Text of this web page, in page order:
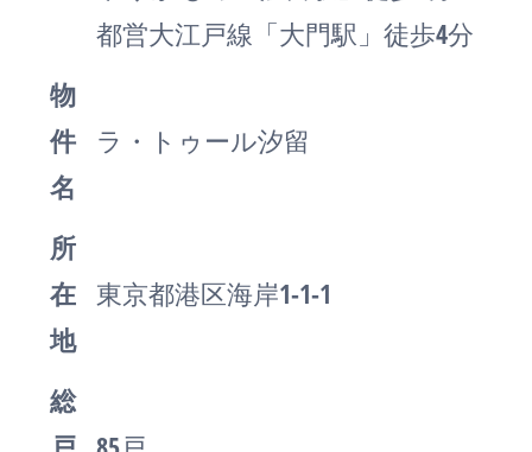
都営大江戸線「大門駅」徒歩4分
物
件
名
ラ・トゥール汐留
所
在
地
東京都港区海岸1-1-1
総